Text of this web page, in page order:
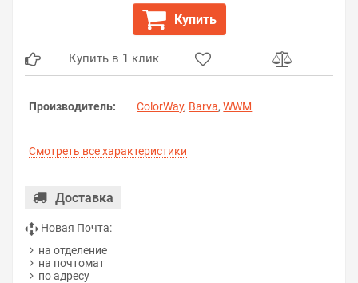
Купить
Купить в 1 клик
Производитель: ColorWay, Barva,WWM
Смотреть все характеристики
Доставка
Новая Почта:
на отделение
на почтомат
по адресу